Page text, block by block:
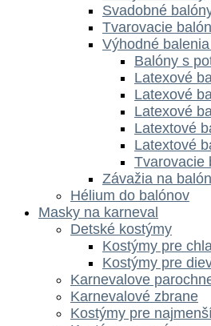
Svadobné
Tvarovacie
Výhodné
Balóny s
Latexové
Latexové
Latexové
Latextové
Latextové
Tvarovacie
Závažia na
Hélium do balónov
Masky na karneval
Detské kostýmy
Kostýmy pre
Kostýmy pre
Karnevalove
Karnevalové zbrane
Kostýmy pre